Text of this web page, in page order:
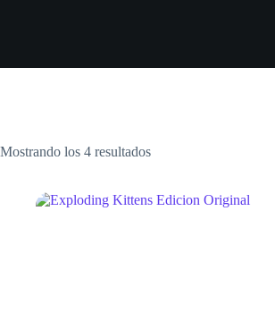
Mostrando los 4 resultados